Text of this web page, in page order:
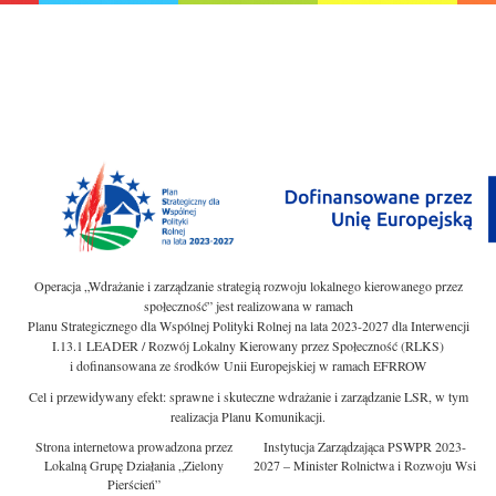
Operacja „Wdrażanie i zarządzanie strategią rozwoju lokalnego kierowanego przez
społeczność” jest realizowana w ramach
Planu Strategicznego dla Wspólnej Polityki Rolnej na lata 2023-2027 dla Interwencji
I.13.1 LEADER / Rozwój Lokalny Kierowany przez Społeczność (RLKS)
i dofinansowana ze środków Unii Europejskiej w ramach EFRROW
Cel i przewidywany efekt: sprawne i skuteczne wdrażanie i zarządzanie LSR, w tym
realizacja Planu Komunikacji.
Strona internetowa prowadzona przez
Lokalną Grupę Działania „Zielony
Pierścień”
Instytucja Zarządzająca PSWPR 2023-
2027 – Minister Rolnictwa i Rozwoju Wsi